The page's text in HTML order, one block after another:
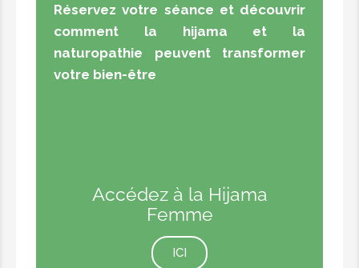
Réservez votre séance et découvrir
comment la hijama et la
naturopathie peuvent transformer
votre bien-être
Accédez à la Hijama
Femme
ICI